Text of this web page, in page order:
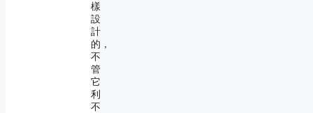
樣
設
計
的，
不
管
它
利
不